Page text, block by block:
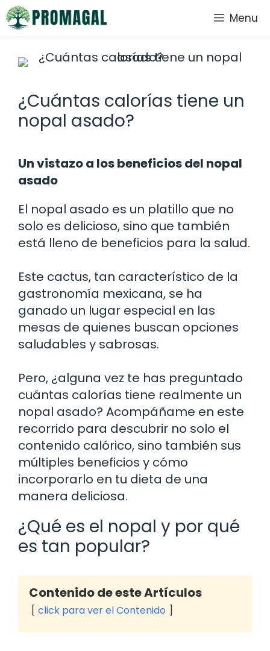
Saltar
al
Menu
¿Cuántas calorías tiene un
nopal asado?
Un vistazo a los beneficios del nopal
asado
El nopal asado es un platillo que no
solo es delicioso, sino que también
está lleno de beneficios para la salud.
Este cactus, tan característico de la
gastronomía mexicana, se ha
ganado un lugar especial en las
mesas de quienes buscan opciones
saludables y sabrosas.
Pero, ¿alguna vez te has preguntado
cuántas calorías tiene realmente un
nopal asado? Acompáñame en este
recorrido para descubrir no solo el
contenido calórico, sino también sus
múltiples beneficios y cómo
incorporarlo en tu dieta de una
manera deliciosa.
¿Qué es el nopal y por qué
es tan popular?
Contenido de este Artículos
click para ver el Contenido